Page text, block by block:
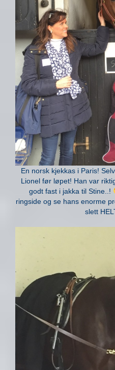
En norsk kjekkas i Paris!
Lionel før løpet! Han var
godt fast i jakka til Stine..!
ringside og se hans enorme
slett